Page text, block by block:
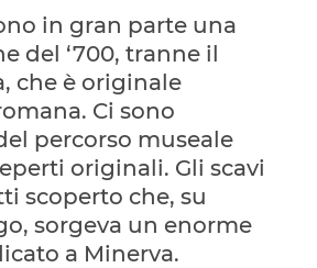
in gran parte una
del ‘700, tranne il
che è originale
Ci sono
percorso museale
originali. Gli scavi
scoperto che, su
sorgeva un enorme
a Minerva.